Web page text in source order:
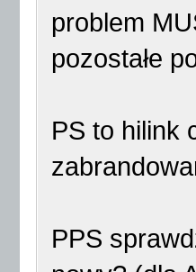
problem
pozostałe
PS to hilink
PPS